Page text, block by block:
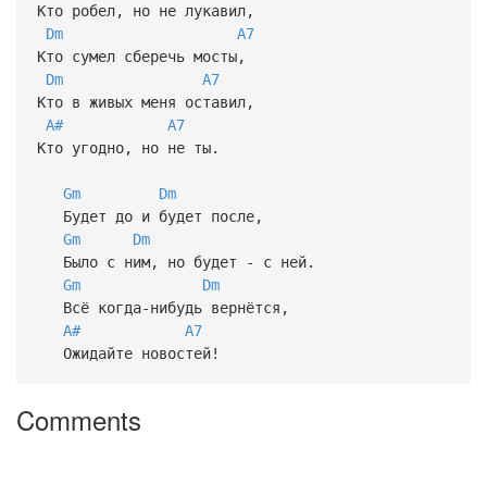
Кто робел, но не лукавил,
Dm
A7
Кто сумел сберечь мосты,
Dm
A7
Кто в живых меня оставил,
A#
A7
Кто угодно, но не ты.
Gm
Dm
Будет до и будет после,
Gm
Dm
Было с ним, но будет - с ней.
Gm
Dm
Всё когда-нибудь вернётся,
A#
A7
Ожидайте новостей!
Comments